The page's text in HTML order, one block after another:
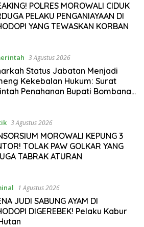
POLRES MOROWALI CIDUK
PELAKU PENGANIAYAAN DI
YANG TEWASKAN KORBAN
3 Agustus 2026
Status Jabatan Menjadi
Kekebalan Hukum: Surat
Penahanan Bupati Bombana
3 Agustus 2026
MOROWALI KEPUNG 3
TOLAK PAW GOLKAR YANG
TABRAK ATURAN
1 Agustus 2026
JUDI SABUNG AYAM DI
DIGEREBEK! Pelaku Kabur